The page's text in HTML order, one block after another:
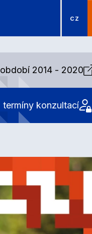
cz
období 2014 - 2020
termíny konzultací